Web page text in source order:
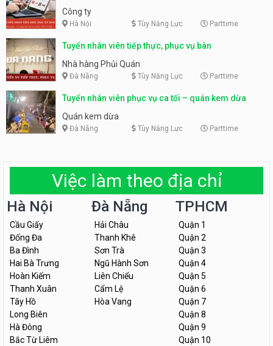
Công ty
Hà Nội Tùy Năng Lực Parttime
Tuyển nhân viên tiếp thực, phục vụ bàn
Nhà hàng Phủi Quán
Đà Nẵng Tùy Năng Lực Parttime
Tuyển nhân viên phục vụ ca tối – quán kem dừa
Quán kem dừa
Đà Nẵng Tùy Năng Lực Parttime
Việc làm theo địa chỉ
Hà Nội
Cầu Giấy
Đống Đa
Ba Đình
Hai Bà Trưng
Hoàn Kiếm
Thanh Xuân
Tây Hồ
Long Biên
Hà Đông
Bắc Từ Liêm
Đà Nẵng
Hải Châu
Thanh Khê
Sơn Trà
Ngũ Hành Sơn
Liên Chiểu
Cẩm Lệ
Hòa Vang
TPHCM
Quận 1
Quận 2
Quận 3
Quận 4
Quận 5
Quận 6
Quận 7
Quận 8
Quận 9
Quận 10